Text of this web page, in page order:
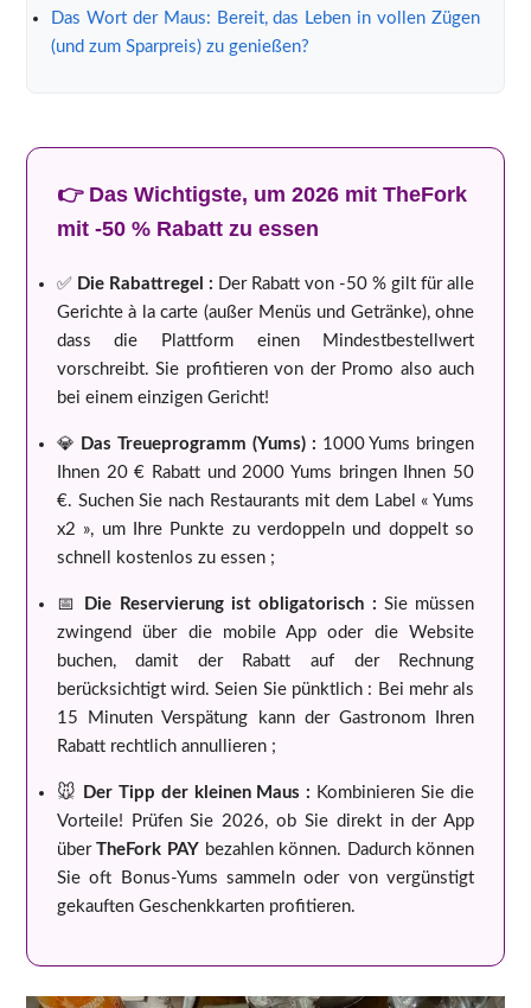
Das Wort der Maus: Bereit, das Leben in vollen Zügen
(und zum Sparpreis) zu genießen?
👉 Das Wichtigste, um 2026 mit TheFork
mit -50 % Rabatt zu essen
✅ Die Rabattregel : Der Rabatt von -50 % gilt für alle
Gerichte à la carte (außer Menüs und Getränke), ohne
dass die Plattform einen Mindestbestellwert
vorschreibt. Sie profitieren von der Promo also auch
bei einem einzigen Gericht!
💎 Das Treueprogramm (Yums) : 1000 Yums bringen
Ihnen 20 € Rabatt und 2000 Yums bringen Ihnen 50
€. Suchen Sie nach Restaurants mit dem Label « Yums
x2 », um Ihre Punkte zu verdoppeln und doppelt so
schnell kostenlos zu essen ;
📅 Die Reservierung ist obligatorisch : Sie müssen
zwingend über die mobile App oder die Website
buchen, damit der Rabatt auf der Rechnung
berücksichtigt wird. Seien Sie pünktlich : Bei mehr als
15 Minuten Verspätung kann der Gastronom Ihren
Rabatt rechtlich annullieren ;
🐭 Der Tipp der kleinen Maus : Kombinieren Sie die
Vorteile! Prüfen Sie 2026, ob Sie direkt in der App
überTheFork PAY bezahlen können. Dadurch können
Sie oft Bonus-Yums sammeln oder von vergünstigt
gekauften Geschenkkarten profitieren.